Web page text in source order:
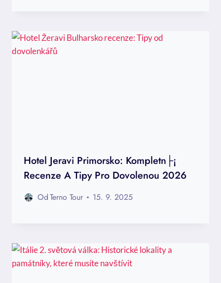
Hotel Jeravi Primorsko: Kompletn├¡
Recenze A Tipy Pro Dovolenou 2026
OdTerno Tour 15. 9. 2025